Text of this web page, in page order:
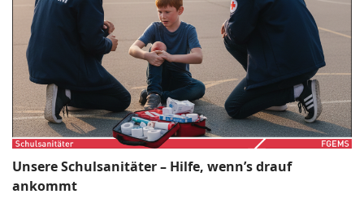
Unsere Schulsanitäter – Hilfe, wenn’s drauf
ankommt